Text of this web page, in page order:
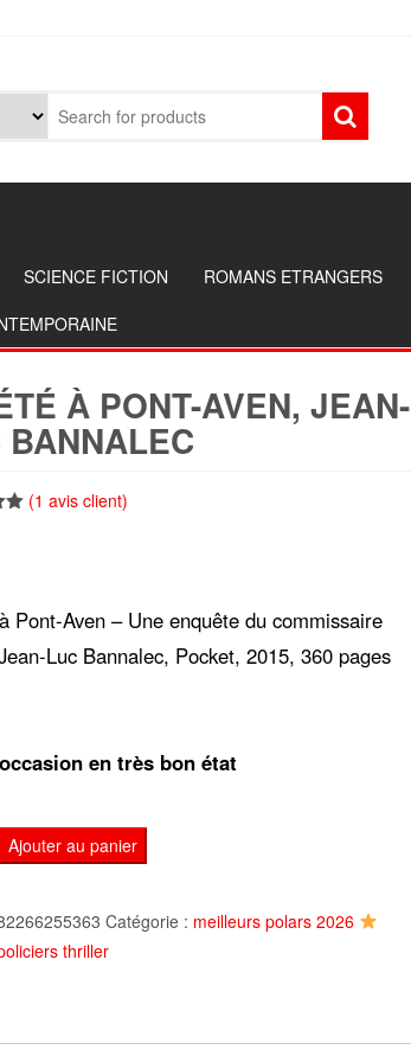
SCIENCE FICTION ROMANS ETRANGERS
À PONT-AVEN, JEAN-
BANNALEC
(1 avis client)
Pont-Aven – Une enquête du commissaire
Luc Bannalec, Pocket, 2015, 360 pages
en très bon état
Ajouter au panier
Catégorie : meilleurs polars 2026
thriller